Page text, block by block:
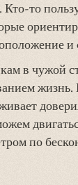
то
и
в чужой
по